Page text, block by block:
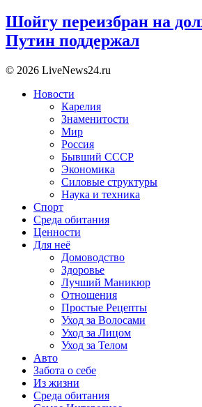
Шойгу переизбран на
Путин поддержал
© 2026 LiveNews24.ru
Новости
Карелия
Знаменитости
Мир
Россия
Бывший СССР
Экономика
Силовые структуры
Наука и техника
Спорт
Среда обитания
Ценности
Для неё
Домоводство
Здоровье
Лучший Маникюр
Отношения
Простые Рецепты
Уход за Волосами
Уход за Лицом
Уход за Телом
Авто
Забота о себе
Из жизни
Среда обитания